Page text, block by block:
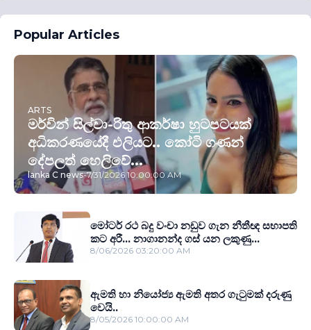
Popular Articles
ARTS
මර්වින් සිල්වා-රිතු ආකර්ෂා හුටපටයක්
අධිකරණයේදී එලියට.. කෝටි ගණන්
දේපලත් හෙලිවේ...
lanka C news-7/31/2026 10:00:00 AM
මෝටර් රථ බදු වංචා නඩුව ගැන නීතීඥ සභාපති
කට අරී... නාගානන්ද ගස් යන ලකුණු...
8/06/2026 03:20:00 AM
ඇමති හා නියෝජ්‍ය ඇමති අතර ගැටුමක් දරුණු
වෙයි..
8/05/2026 10:00:00 AM